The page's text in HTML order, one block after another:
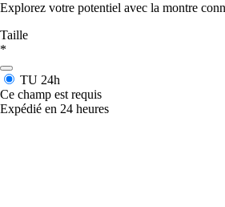
Explorez votre potentiel avec la montre
Taille
*
TU 24h
Ce champ est requis
Expédié en 24 heures